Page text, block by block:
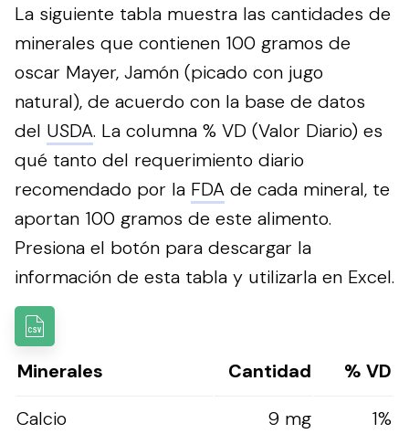
La siguiente tabla muestra las cantidades de
minerales que contienen 100 gramos de
oscar Mayer, Jamón (picado con jugo
natural), de acuerdo con la base de datos
del USDA. La columna % VD (Valor Diario) es
qué tanto del requerimiento diario
recomendado por la FDA de cada mineral, te
aportan 100 gramos de este alimento.
Presiona el botón para descargar la
información de esta tabla y utilizarla en Excel.
Minerales Cantidad
% VD
Calcio
9 mg
1%